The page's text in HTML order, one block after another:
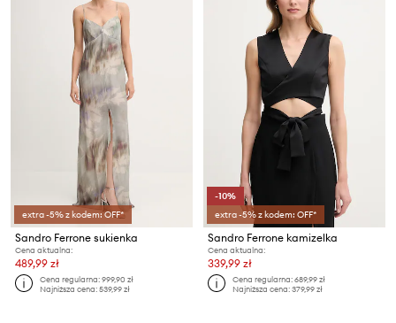
extra -5% z kodem: OFF*
Sandro Ferrone sukienka
Cena aktualna:
489,99 zł
Cena regularna:999,90 zł
Najniższa cena:539,99 zł
-10%
extra -5% z kodem: OFF*
Sandro Ferrone kamizelka
Cena aktualna:
339,99 zł
Cena regularna:689,99 zł
Najniższa cena:379,99 zł